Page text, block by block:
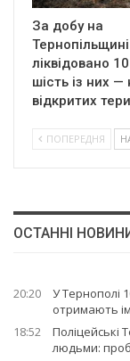
За добу на
Тернопільщині
ліквідовано
шість із них —
відкритих
ПОПЕРЕДНЯ
ОСТАННІ
20:20
У Тернополі
отримають
18:52
Поліцейські
людьми: